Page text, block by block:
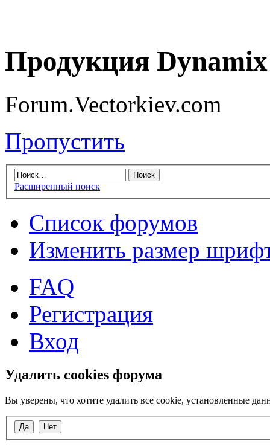
Продукция
Forum.Vectorkiev.com
Пропустить
Расширенный поиск
Список форумов
Изменить размер
FAQ
Регистрация
Вход
Удалить cookies форума
Вы уверены, что хотите удалить все cookie, установленные